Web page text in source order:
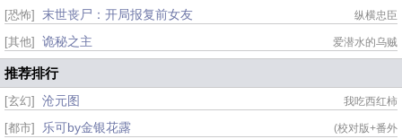
[恐怖] 末世丧尸：开局报复前女友 纵横忠臣
[其他] 诡秘之主 爱潜水的乌贼
推荐排行
[玄幻] 沧元图 我吃西红柿
[都市] 乐可by金银花露 (校对版+番外